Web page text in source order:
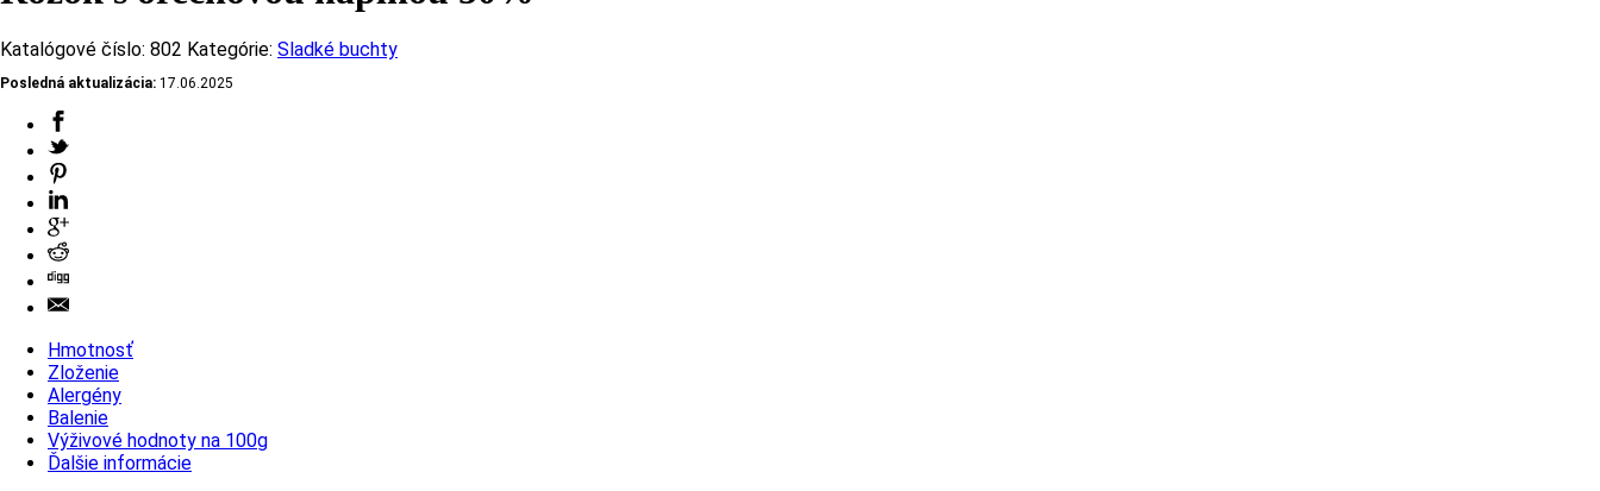
Katalógové číslo: 802 Kategórie: Sladké buchty
Posledná aktualizácia: 17.06.2025
Hmotnosť
Zloženie
Alergény
Balenie
Výživové hodnoty na 100g
Ďalšie informácie